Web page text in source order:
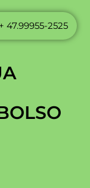
47.99955-2525